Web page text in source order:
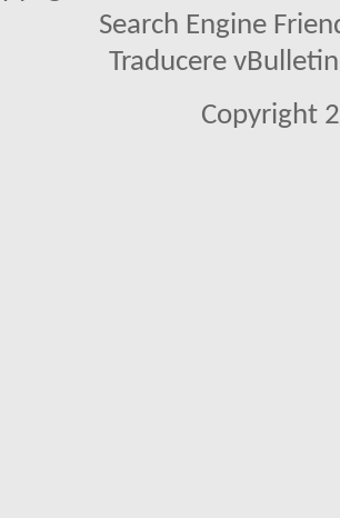
Search Engine
Traducere
Copyright